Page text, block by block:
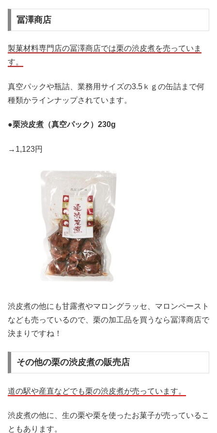
冨澤商店
製菓材料専門店の冨澤商店では栗の渋皮煮を売っていま
す。
真空パックや瓶詰、業務用サイズの3.5ｋｇの缶詰まで何
種類かラインナップされています。
●栗渋皮煮（真空パック）230g
→1,123円
渋皮煮の他にも甘露煮やマロングラッセ、マロンペースト
なども売っているので、栗の加工品を買うなら冨澤商店で
決まりですね！
その他の栗の渋皮煮の販売店
道の駅や産直などでも栗の渋皮煮が売っています。
渋皮煮の他に、生の栗や栗を使ったお菓子が売っているこ
ともあります。